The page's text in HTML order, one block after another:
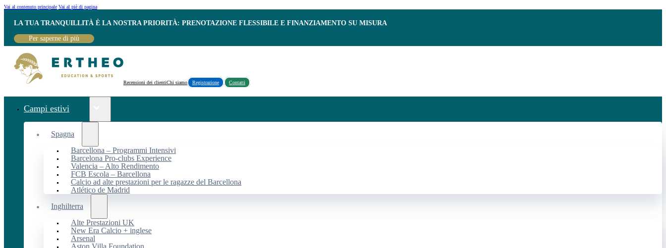
Vai al contenuto principale Vai al piè di pagina
LA TUA TRANQUILLITÀ È LA NOSTRA PRIORITÀ: PRENOTAZIONE FLESSIBILE E FINANZIAMENTO SU MISURA
Per saperne di più
Recensioni dei clientiChi siamo Registrazione Contatti
Campi estivi
Spagna
Barcellona – Programmi Intensivi
Barcelona Pro-clubs Experience
Valencia – Alto Rendimento
FCB Escola – Barcellona
Calcio ad alte prestazioni per le ragazze del Barcellona
Atlético de Madrid
Inghilterra
Alte Prestazioni UK
New Era Calcio + inglese
Arsenal